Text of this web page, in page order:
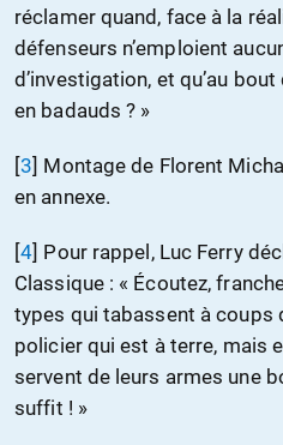
réclamer quand, face à la
défenseurs n’emploient
d’investigation, et qu’au
en badauds ? »
[3] Montage de Florent
en annexe.
[4] Pour rappel, Luc Ferry
Classique : « Écoutez,
types qui tabassent à coups
policier qui est à terre, mais
servent de leurs armes une
suffit ! »